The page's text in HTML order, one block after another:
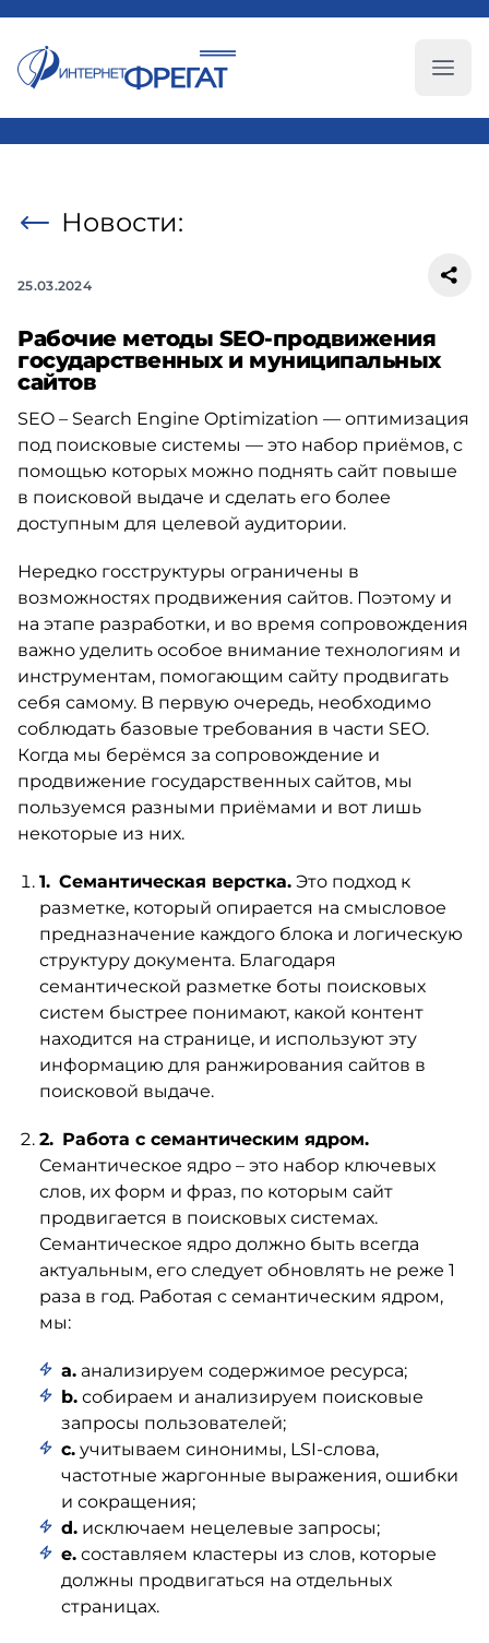
Новости:
25.03.2024
Рабочие методы SEO-продвижения
государственных и муниципальных
сайтов
SEO – Search Engine Optimization — оптимизация
под поисковые системы — это набор приёмов, с
помощью которых можно поднять сайт повыше
в поисковой выдаче и сделать его более
доступным для целевой аудитории.
Нередко госструктуры ограничены в
возможностях продвижения сайтов. Поэтому и
на этапе разработки, и во время сопровождения
важно уделить особое внимание технологиям и
инструментам, помогающим сайту продвигать
себя самому. В первую очередь, необходимо
соблюдать базовые требования в части SEO.
Когда мы берёмся за сопровождение и
продвижение государственных сайтов, мы
пользуемся разными приёмами и вот лишь
некоторые из них.
Семантическая верстка. Это подход к
разметке, который опирается на смысловое
предназначение каждого блока и логическую
структуру документа. Благодаря
семантической разметке боты поисковых
систем быстрее понимают, какой контент
находится на странице, и используют эту
информацию для ранжирования сайтов в
поисковой выдаче.
Работа с семантическим ядром.
Семантическое ядро – это набор ключевых
слов, их форм и фраз, по которым сайт
продвигается в поисковых системах.
Семантическое ядро должно быть всегда
актуальным, его следует обновлять не реже 1
раза в год. Работая с семантическим ядром,
мы:
a. анализируем содержимое ресурса;
b. собираем и анализируем поисковые
запросы пользователей;
c. учитываем синонимы, LSI-слова,
частотные жаргонные выражения, ошибки
и сокращения;
d. исключаем нецелевые запросы;
e. составляем кластеры из слов, которые
должны продвигаться на отдельных
страницах.